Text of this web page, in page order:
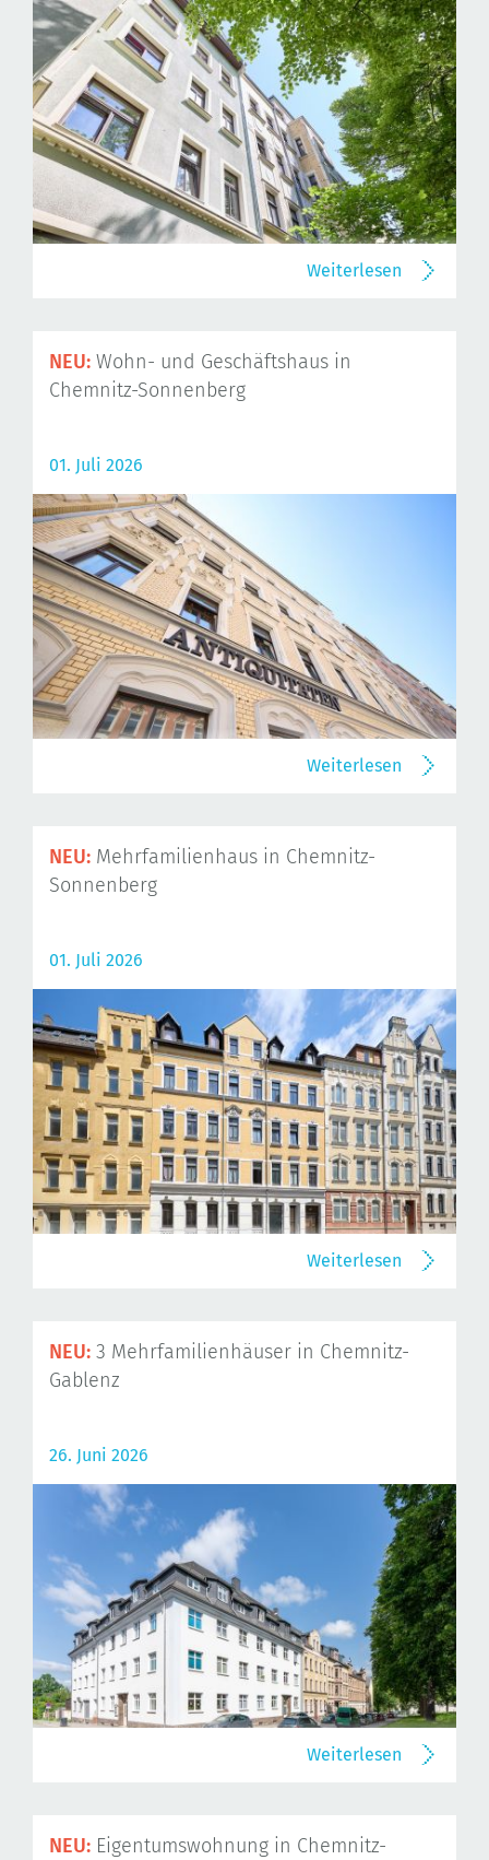
Weiterlesen
NEU: Wohn- und Geschäftshaus in
Chemnitz-Sonnenberg
01. Juli 2026
Weiterlesen
NEU: Mehrfamilienhaus in Chemnitz-
Sonnenberg
01. Juli 2026
Weiterlesen
NEU: 3 Mehrfamilienhäuser in Chemnitz-
Gablenz
26. Juni 2026
Weiterlesen
NEU: Eigentumswohnung in Chemnitz-